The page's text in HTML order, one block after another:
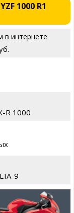
1000 R1
в интернете
R 1000
9